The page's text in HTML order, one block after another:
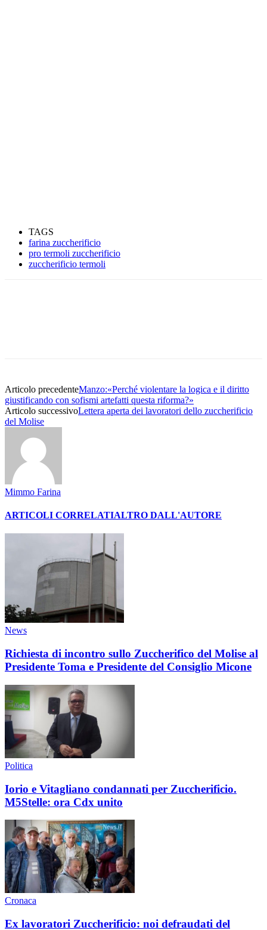
TAGS
farina zuccherificio
pro termoli zuccherificio
zuccherificio termoli
Articolo precedenteManzo:«Perché violentare la logica e il diritto
giustificando con sofismi artefatti questa riforma?»
Articolo successivoLettera aperta dei lavoratori dello zuccherificio
del Molise
Mimmo Farina
ARTICOLI CORRELATIALTRO DALL'AUTORE
News
Richiesta di incontro sullo Zuccherifico del Molise al
Presidente Toma e Presidente del Consiglio Micone
Politica
Iorio e Vitagliano condannati per Zuccherificio.
M5Stelle: ora Cdx unito
Cronaca
Ex lavoratori Zuccherificio: noi defraudati del